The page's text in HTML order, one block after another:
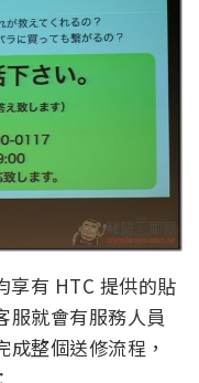
享有 HTC 提供的貼
服就會有服務人員
整個送修流程，